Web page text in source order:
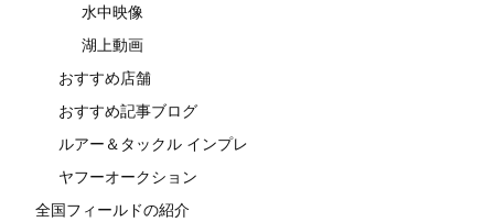
水中映像
湖上動画
おすすめ店舗
おすすめ記事ブログ
ルアー＆タックル インプレ
ヤフーオークション
全国フィールドの紹介